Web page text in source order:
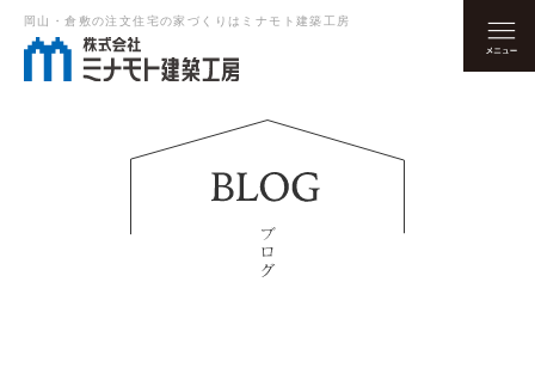
岡山・倉敷の注文住宅の家づくりはミナモト建築工房